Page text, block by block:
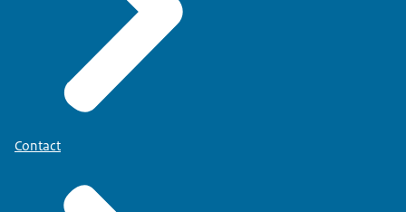
Contact